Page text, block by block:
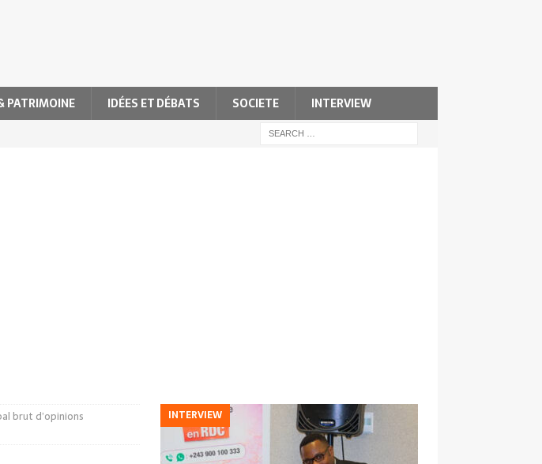
PATRIMOINE IDÉES ET DÉBATS SOCIETE INTERVIEW
brut d’opinions
INTERVIEW